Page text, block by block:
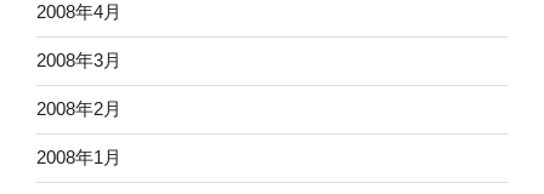
2008年4月
2008年3月
2008年2月
2008年1月